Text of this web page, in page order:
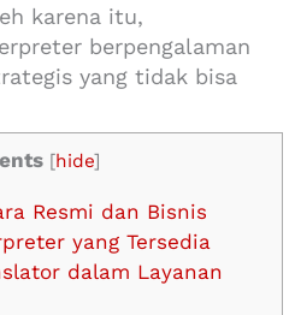
karena itu,
berpengalaman
yang tidak bisa
[hide]
Resmi dan Bisnis
yang Tersedia
dalam Layanan